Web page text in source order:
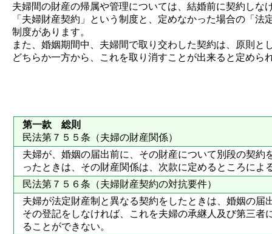
夫婦間の財産の帰属や管理については、結婚前に契約しな
「夫婦財産契約」という制度と、定めなかった場合の「法
制度があります。
また、婚姻期間中、夫婦間で取り交わした契約は、原則と
どちらか一方から、これを取り消すことが出来ると定めら
第一款 総則
民法第７５５条（夫婦の財産関係）
夫婦が、婚姻の届出前に、その財産について別段の契約
ったときは、その財産関係は、次款に定めるところによ
民法第７５６条（夫婦財産契約の対抗要件）
夫婦が法定財産制と異なる契約をしたときは、婚姻の届
その登記をしなければ、これを夫婦の承継人及び第三者
ることができない。